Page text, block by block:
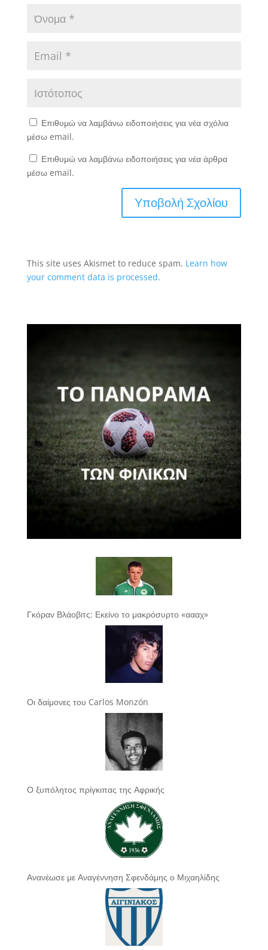
Επιθυμώ να λαμβάνω ειδοποιήσεις για νέα σχόλια
μέσω email.
Επιθυμώ να λαμβάνω ειδοποιήσεις για νέα άρθρα
μέσω email.
This site uses Akismet to reduce spam. Learn how
your comment data is processed.
Γκόραν Βλάοβιτς: Εκείνο το μακρόσυρτο «αααχ»
Οι δαίμονες του Carlos Monzón
Ο ξυπόλητος πρίγκιπας της Αφρικής
Ανανέωσε με Αναγέννηση Σφενδάμης ο Μιχαηλίδης